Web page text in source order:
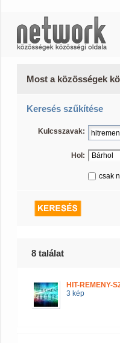
Most a közösségek
Keresés szűkítése
Kulcsszavak:
Hol:
csak
8 találat
HIT-REMENY-
3 kép